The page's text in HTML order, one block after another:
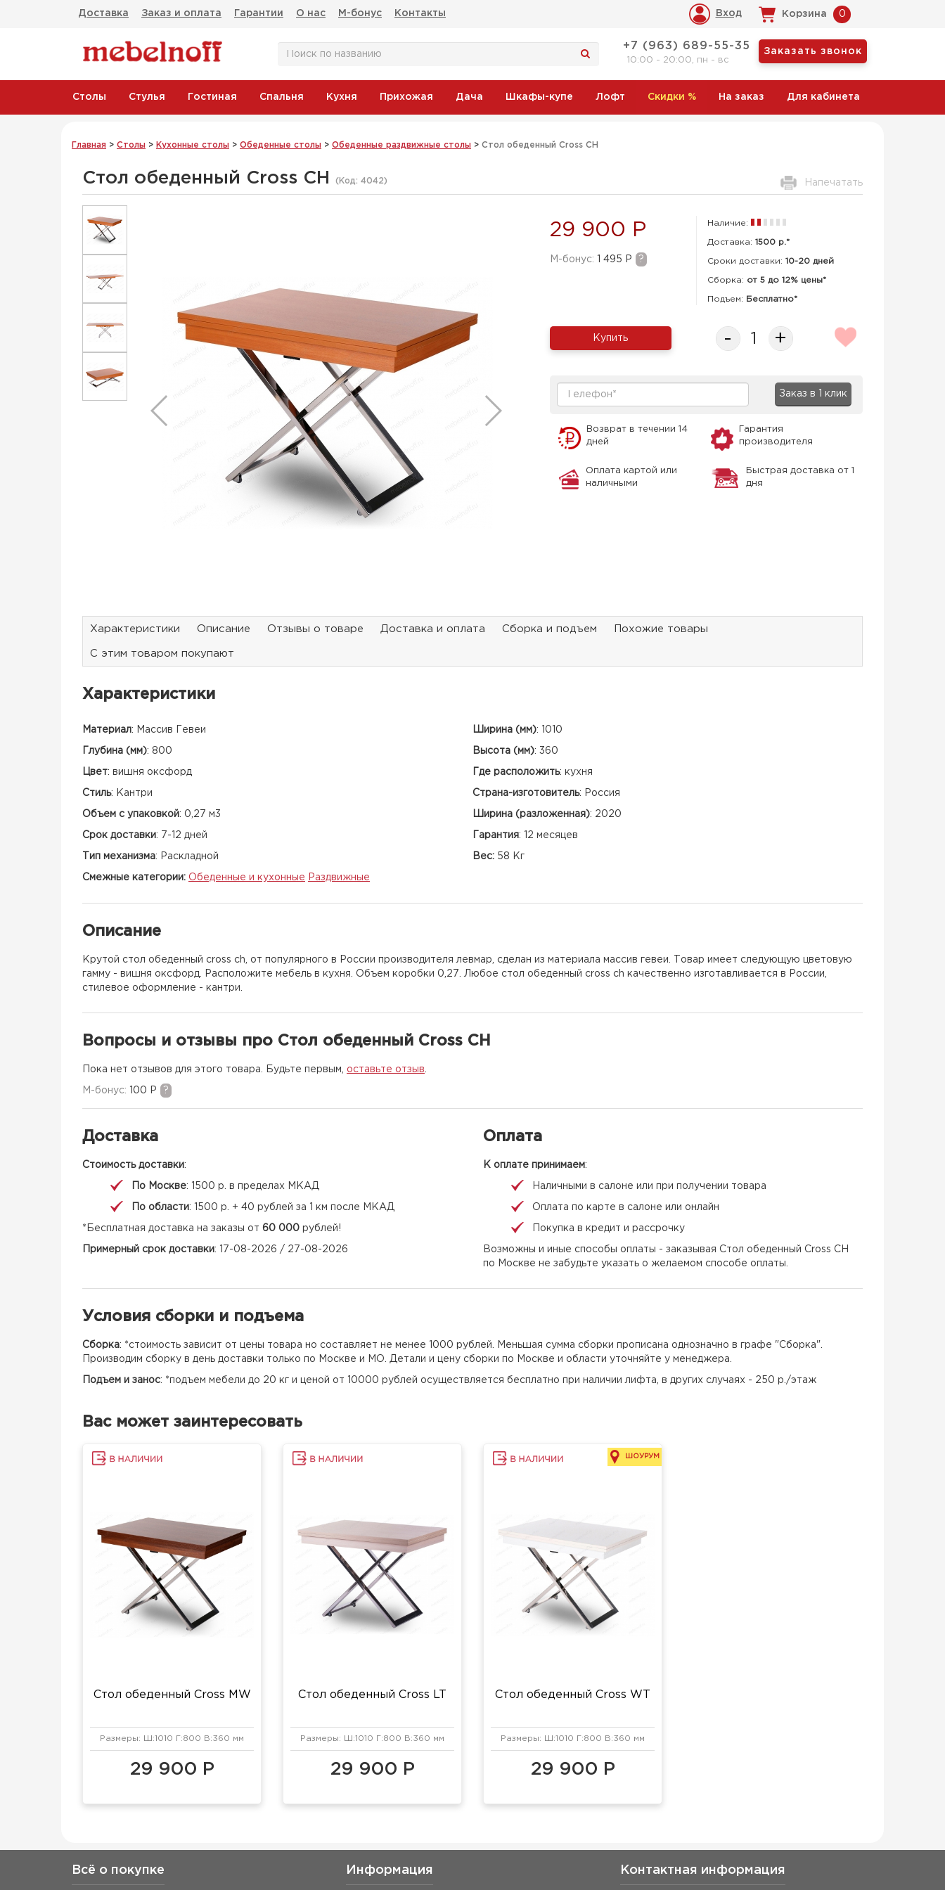
Доставка Заказ и оплата Гарантии О нас М-бонус Контакты Вход Корзина 0
+7 (963) 689-55-35
10:00 - 20:00, пн - вс
Заказать звонок
Столы Стулья Гостиная Спальня Кухня Прихожая Дача Шкафы-купе Лофт Скидки % На заказ Для кабинета
Главная > Столы > Кухонные столы > Обеденные столы > Обеденные раздвижные столы > Стол обеденный Cross CH
Стол обеденный Cross CH (Код: 4042) Напечатать
29 900 Р
M-бонус: 1 495 Р ?
Наличие:
Доставка: 1500 р.*
Сроки доставки: 10-20 дней
Сборка: от 5 до 12% цены*
Подъем: Бесплатно*
Купить - +
Заказ в 1 клик
Возврат в течении 14
дней
Гарантия
производителя
Оплата картой или
наличными
Быстрая доставка от 1
дня
Характеристики Описание Отзывы о товаре Доставка и оплата Сборка и подъем Похожие товары
С этим товаром покупают
Характеристики
Материал: Массив Гевеи Ширина (мм): 1010
Глубина (мм): 800 Высота (мм): 360
Цвет: вишня оксфорд Где расположить: кухня
Стиль: Кантри Страна-изготовитель: Россия
Объем с упаковкой: 0,27 м3 Ширина (разложенная): 2020
Срок доставки: 7-12 дней Гарантия: 12 месяцев
Тип механизма: Раскладной Вес: 58 Кг
Смежные категории: Обеденные и кухонные Раздвижные
Описание
Крутой стол обеденный cross ch, от популярного в России производителя левмар, сделан из материала массив гевеи. Товар имеет следующую цветовую
гамму - вишня оксфорд. Расположите мебель в кухня. Объем коробки 0,27. Любое стол обеденный cross ch качественно изготавливается в России,
стилевое оформление - кантри.
Вопросы и отзывы про Стол обеденный Cross CH
Пока нет отзывов для этого товара. Будьте первым, оставьте отзыв
M-бонус: 100 Р ?
Доставка
Стоимость доставки:
По Москве: 1500 р. в пределах МКАД
По области: 1500 р. + 40 рублей за 1 км после МКАД
*Бесплатная доставка на заказы от 60 000 рублей!
Примерный срок доставки: 17-08-2026 / 27-08-2026
Оплата
К оплате принимаем:
Наличными в салоне или при получении товара
Оплата по карте в салоне или онлайн
Покупка в кредит и рассрочку
Возможны и иные способы оплаты - заказывая Стол обеденный Cross CH
по Москве не забудьте указать о желаемом способе оплаты.
Условия сборки и подъема
Сборка: *стоимость зависит от цены товара но составляет не менее 1000 рублей. Меньшая сумма сборки прописана однозначно в графе "Сборка".
Производим сборку в день доставки только по Москве и МО. Детали и цену сборки по Москве и области уточняйте у менеджера.
Подъем и занос: *подъем мебели до 20 кг и ценой от 10000 рублей осуществляется бесплатно при наличии лифта, в других случаях - 250 р./этаж
Вас может заинтересовать
Стол обеденный Cross MW
Размеры: Ш:1010 Г:800 В:360 мм
29 900 Р
Стол обеденный Cross LT
Размеры: Ш:1010 Г:800 В:360 мм
29 900 Р
ШОУРУМ
Стол обеденный Cross WT
Размеры: Ш:1010 Г:800 В:360 мм
29 900 Р
Всё о покупке Информация Контактная информация